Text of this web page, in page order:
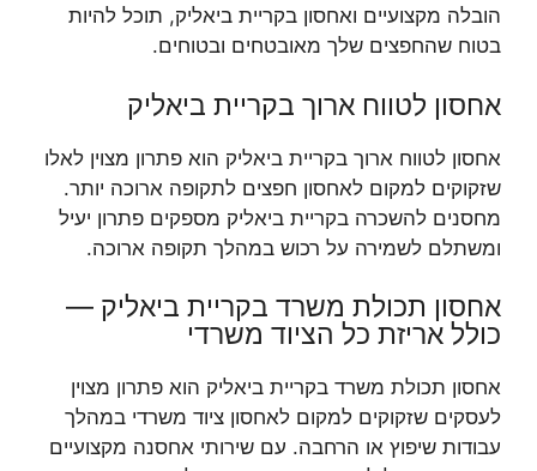
הובלה מקצועיים ואחסון בקריית ביאליק, תוכל להיות
בטוח שהחפצים שלך מאובטחים ובטוחים.
אחסון לטווח ארוך בקריית ביאליק
אחסון לטווח ארוך בקריית ביאליק הוא פתרון מצוין לאלו
שזקוקים למקום לאחסון חפצים לתקופה ארוכה יותר.
מחסנים להשכרה בקריית ביאליק מספקים פתרון יעיל
ומשתלם לשמירה על רכוש במהלך תקופה ארוכה.
אחסון תכולת משרד בקריית ביאליק —
כולל אריזת כל הציוד משרדי
אחסון תכולת משרד בקריית ביאליק הוא פתרון מצוין
לעסקים שזקוקים למקום לאחסון ציוד משרדי במהלך
עבודות שיפוץ או הרחבה. עם שירותי אחסנה מקצועיים